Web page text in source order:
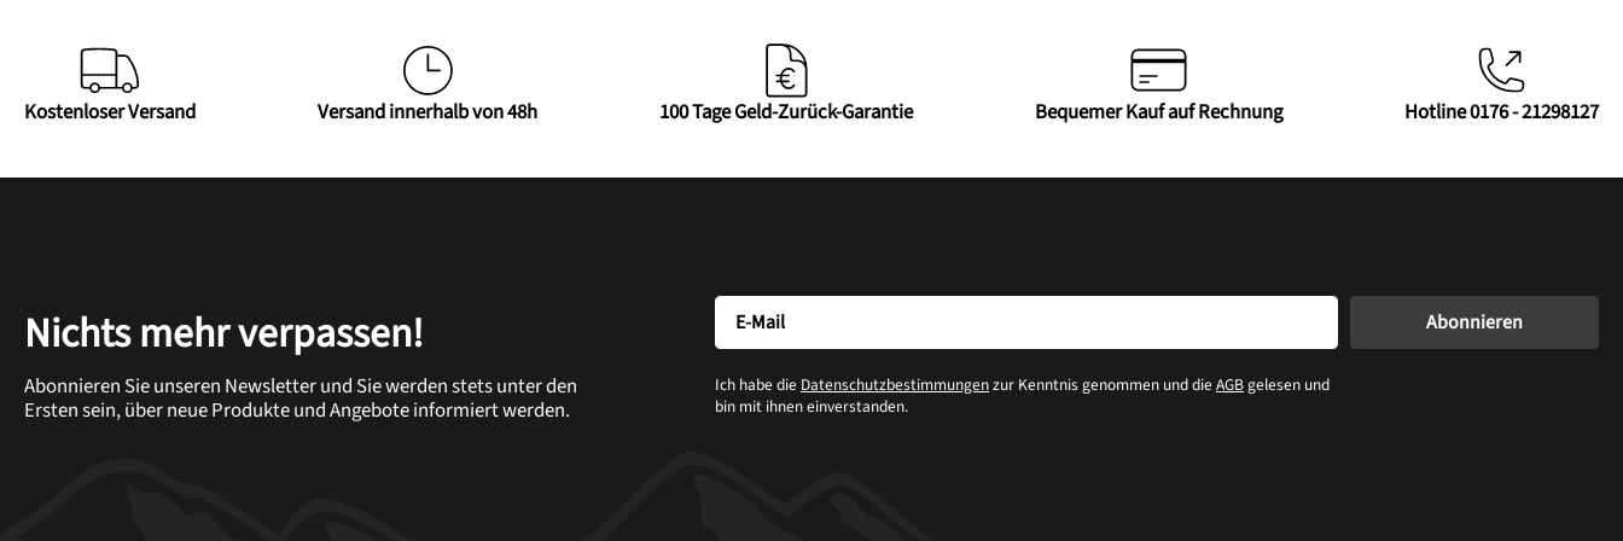
Kostenloser Versand Versand innerhalb von 48h 100 Tage Geld-Zurück-Garantie Bequemer Kauf auf Rechnung Hotline 0176 - 21298127
Nichts mehr verpassen!
Abonnieren Sie unseren Newsletter und Sie werden stets unter den
Ersten sein, über neue Produkte und Angebote informiert werden.
Ich habe die Datenschutzbestimmungenzur Kenntnis genommen und dieAGBgelesen und
bin mit ihnen einverstanden.
Abonnieren